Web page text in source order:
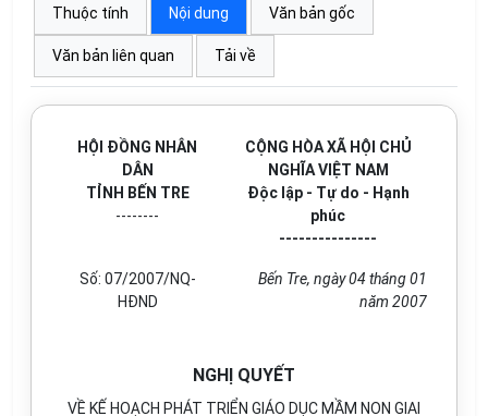
Thuộc tính Nội dung Văn bản gốc
Văn bản liên quan Tải về
HỘI ĐỒNG NHÂN
DÂN
TỈNH BẾN TRE
--------
CỘNG HÒA XÃ HỘI CHỦ
NGHĨA VIỆT NAM
Độc lập - Tự do - Hạnh
phúc
---------------
Số: 07/2007/NQ-
HĐND
Bến Tre, ngày 04 tháng 01
năm 2007
NGHỊ QUYẾT
VỀ KẾ HOẠCH PHÁT TRIỂN GIÁO DỤC MẦM NON GIAI